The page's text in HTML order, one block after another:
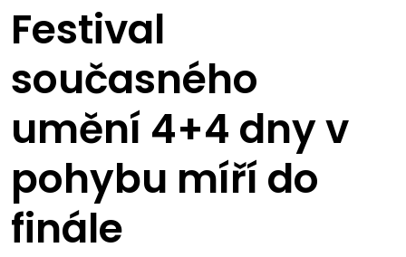
Festival
současného
umění 4+4 dny v
pohybu míří do
finále